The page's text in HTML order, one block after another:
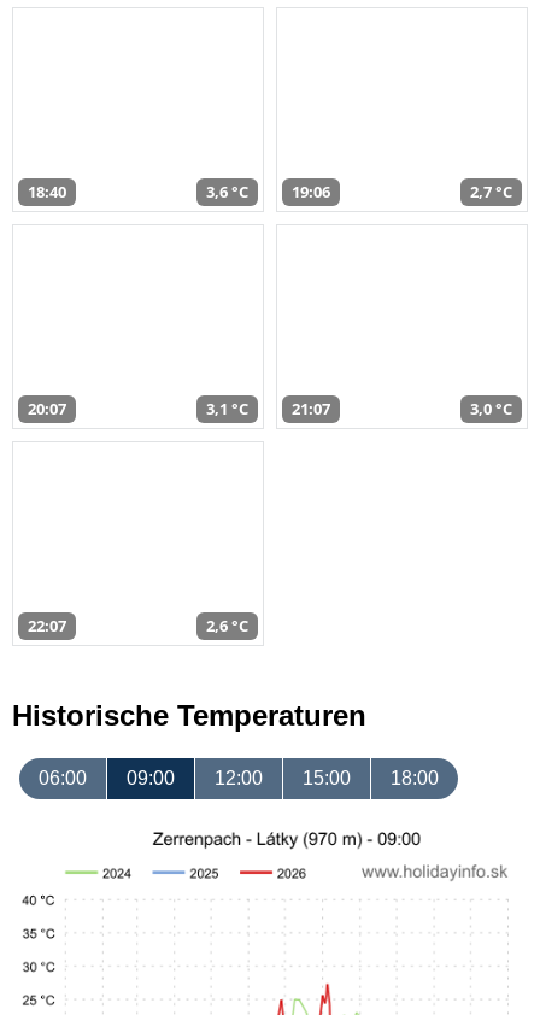
18:40 3,6 °C 19:06 2,7 °C
20:07 3,1 °C 21:07 3,0 °C
22:07 2,6 °C
Historische Temperaturen
06:00 09:00 12:00 15:00 18:00